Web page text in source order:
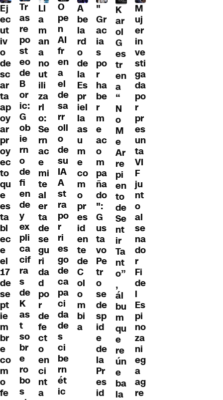
Ej
ec
ut
iv
o
de
sc
ar
ta
ap
oy
ar
pr
oy
ec
to
qu
e
es
ta
bl
ec
e
el
17
de
se
pt
ie
m
br
e
co
m
o
fe
Tr
as
re
po
st
eo
de
B
or
ic:
G
ob
ie
rn
o
de
fi
en
de
y
ex
pli
ca
cif
ra
s
de
K
as
t
so
br
e
ro
bo
s
Ll
a
m
an
a
no
ut
ili
za
rl
o:
Se
rn
ac
e
mi
te
al
er
ta
de
se
gu
ri
da
d
po
r
de
fe
ct
o
en
ci
nt
a
O
pe
n
AI
fr
en
a
el
de
sa
rr
oll
o
de
su
IA
A
st
ra
po
r
ri
es
go
de
ca
pa
ci
da
de
s
ci
be
rn
ét
ic
A
be
la
rd
o
de
la
Es
pr
iel
la
as
u
m
e
co
m
o
pr
es
id
en
te
de
C
ol
o
m
bi
a
"
Gr
ac
ia
s
po
r
ha
be
r
m
e
ac
o
m
pa
ña
do
":
G
us
ta
vo
Pe
tr
o
se
de
sp
id
e
de
la
Pr
es
id
K
ar
ol
G
es
tr
en
a
“
N
o
M
e
Ar
re
pi
en
to
de
Se
nt
ir
Ta
nt
o”
,
ál
bu
m
qu
e
re
ún
e
ba
la
M
uj
er
in
ve
sti
ga
da
po
r
pr
es
un
ta
VI
F
ju
nt
o
al
se
na
do
r
Fi
de
l
Es
pi
no
za
ni
eg
a
ag
re